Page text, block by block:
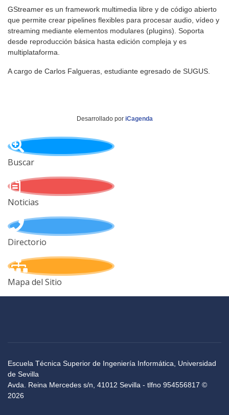
GStreamer es un framework multimedia libre y de código abierto
que permite crear pipelines flexibles para procesar audio, vídeo y
streaming mediante elementos modulares (plugins). Soporta
desde reproducción básica hasta edición compleja y es
multiplataforma.
A cargo de Carlos Falgueras, estudiante egresado de SUGUS.
Desarrollado por iCagenda
Buscar
Noticias
Directorio
Mapa del Sitio
Escuela Técnica Superior de Ingeniería Informática, Universidad
de Sevilla
Avda. Reina Mercedes s/n, 41012 Sevilla - tlfno 954556817 ©
2026